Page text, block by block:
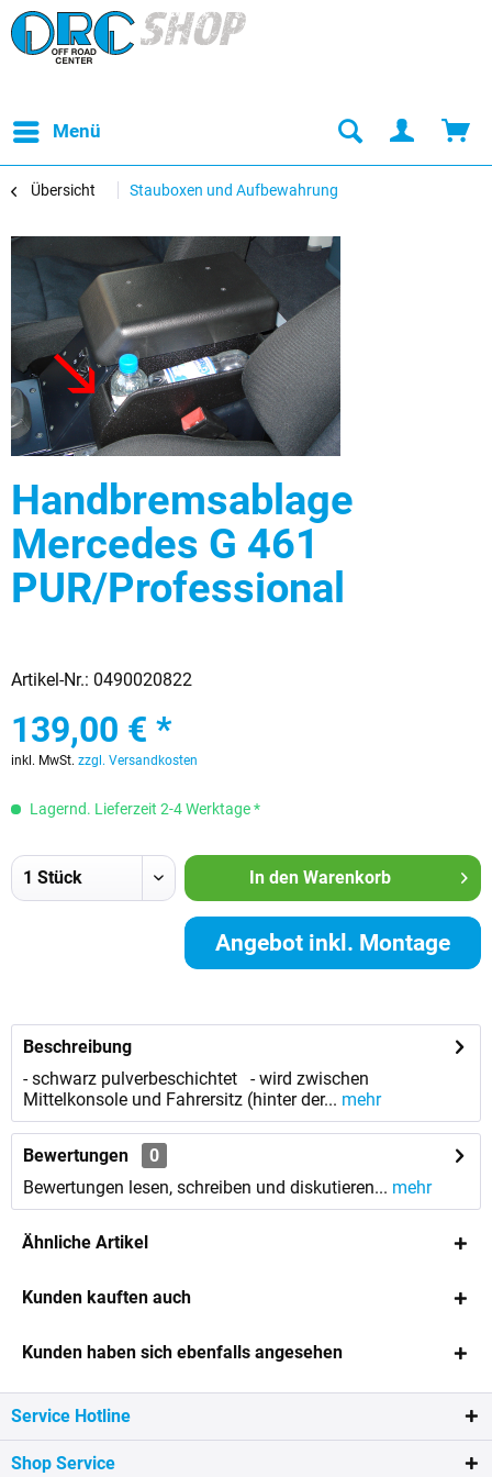
Menü
Übersicht Stauboxen und Aufbewahrung
Handbremsablage
Mercedes G 461
PUR/Professional
Artikel-Nr.: 0490020822
139,00 € *
inkl. MwSt. zzgl. Versandkosten
Lagernd. Lieferzeit 2-4 Werktage *
In den Warenkorb
Angebot inkl. Montage
Beschreibung
- schwarz pulverbeschichtet - wird zwischen
Mittelkonsole und Fahrersitz (hinter der... mehr
Bewertungen
0
Bewertungen lesen, schreiben und diskutieren... mehr
Ähnliche Artikel
Kunden kauften auch
Kunden haben sich ebenfalls angesehen
Service Hotline
Shop Service